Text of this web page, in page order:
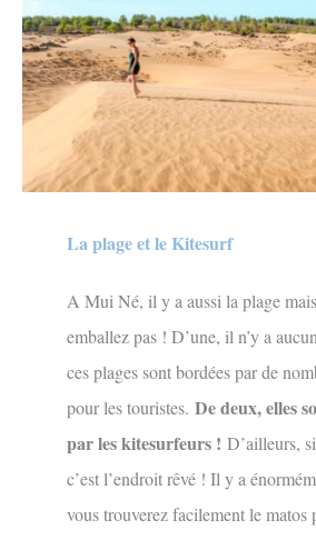
La plage et le Kitesurf
A Mui Né, il y a aussi la plage
emballez pas ! D’une, il n’y a
ces plages sont bordées par de
pour les touristes. De deux, elles
par les kitesurfeurs ! D’ailleurs,
c’est l’endroit rêvé ! Il y a
vous trouverez facilement le matos